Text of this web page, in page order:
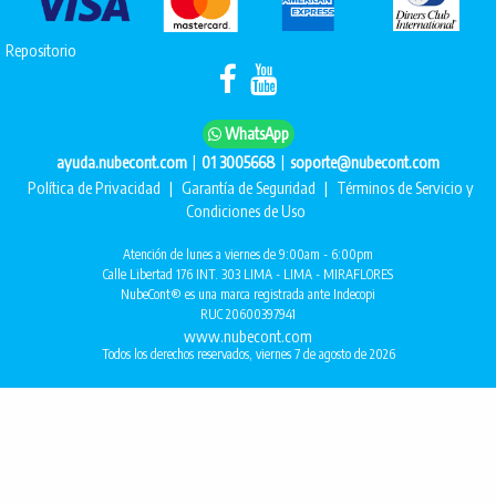
Repositorio
WhatsApp
ayuda.nubecont.com | 01 3005668 | soporte@nubecont.com
Política de Privacidad | Garantía de Seguridad | Términos de Servicio y
Condiciones de Uso
Atención de lunes a viernes de 9:00am - 6:00pm
Calle Libertad 176 INT. 303 LIMA - LIMA - MIRAFLORES
NubeCont® es una marca registrada ante Indecopi
RUC 20600397941
www.nubecont.com
Todos los derechos reservados, viernes 7 de agosto de 2026